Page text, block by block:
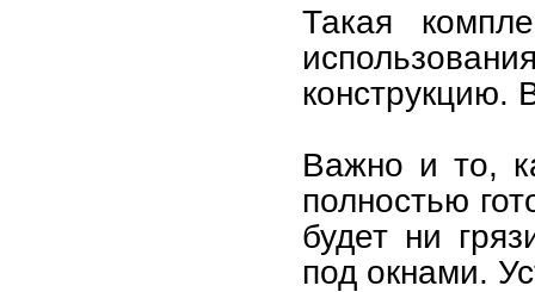
Такая
конструкцию.
Важно и то,
полностью
будет ни
под окнами.